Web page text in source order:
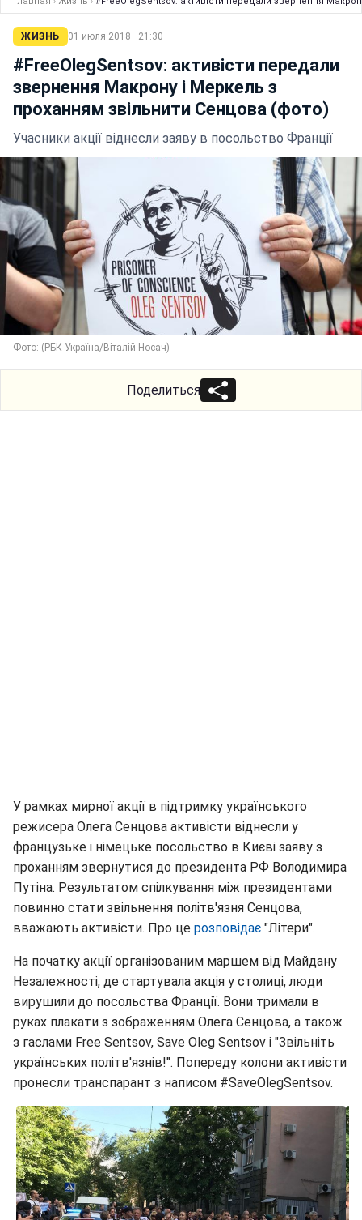
ЖИЗНЬ 01 июля 2018 · 21:30
#FreeOlegSentsov: активісти передали
звернення Макрону і Меркель з
проханням звільнити Сенцова (фото)
Учасники акції віднесли заяву в посольство Франції
Фото: (РБК-Україна/Віталій Носач)
Поделиться
У рамках мирної акції в підтримку українського
режисера Олега Сенцова активісти віднесли у
французьке і німецьке посольство в Києві заяву з
проханням звернутися до президента РФ Володимира
Путіна. Результатом спілкування між президентами
повинно стати звільнення політв'язня Сенцова,
вважають активісти. Про це розповідає "Літери".
На початку акції організованим маршем від Майдану
Незалежності, де стартувала акція у столиці, люди
вирушили до посольства Франції. Вони тримали в
руках плакати з зображенням Олега Сенцова, а також
з гаслами Free Sentsov, Save Oleg Sentsov і "Звільніть
українських політв'язнів!". Попереду колони активісти
пронесли транспарант з написом #SaveOlegSentsov.